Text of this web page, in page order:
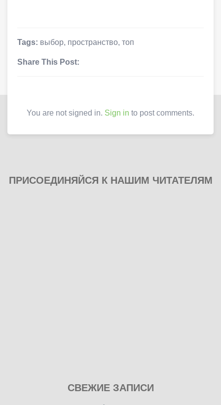
Tags: выбор, пространство, топ
Share This Post:
You are not signed in. Sign in to post comments.
ПРИСОЕДИНЯЙСЯ К НАШИМ ЧИТАТЕЛЯМ
СВЕЖИЕ ЗАПИСИ